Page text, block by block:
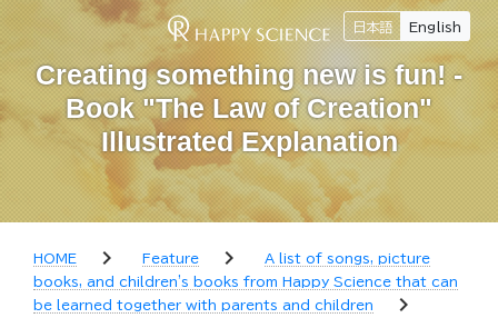
日本語 English
Creating something new is fun! -
Book "The Law of Creation"
Illustrated Explanation
HOME chevron_right Feature chevron_right
A list of songs, picture
books, and children's books from Happy Science that can
be learned together with parents and children
chevron_right